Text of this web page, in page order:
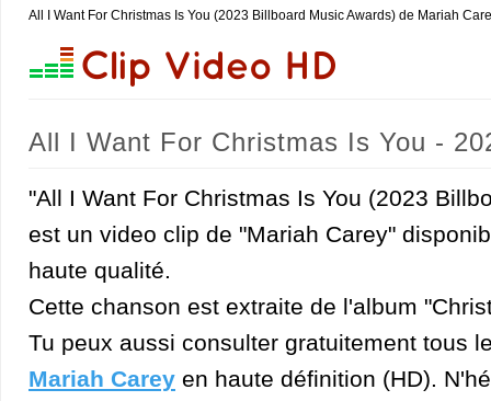
All I Want For Christmas Is You (2023 Billboard Music Awards) de Mariah
All I Want For Christmas Is You -
"All I Want For Christmas Is You (2023
est un video clip de "Mariah Carey"
haute qualité.
Cette chanson est extraite de l'album
Tu peux aussi consulter gratuitement tous
Mariah Carey en haute définition (HD).